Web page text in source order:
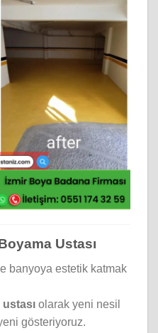
Ustası
banyoya estetik katmak
olarak yeni nesil
gösteriyoruz.